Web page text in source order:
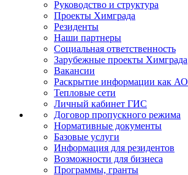
Руководство и структура
Проекты Химграда
Резиденты
Наши партнеры
Социальная ответственность
Зарубежные проекты Химграда
Вакансии
Раскрытие информации как АО
Тепловые сети
Личный кабинет ГИС
Договор пропускного режима
Нормативные документы
Базовые услуги
Информация для резидентов
Возможности для бизнеса
Программы, гранты